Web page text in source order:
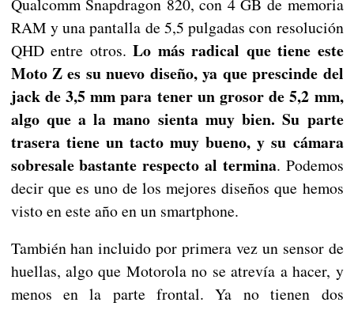
Qualcomm Snapdragon 820, con 4 GB de memoria
RAM y una pantalla de 5,5 pulgadas con resolución
QHD entre otros. Lo más radical que tiene este
Moto Z es su nuevo diseño, ya que prescinde del
jack de 3,5 mm para tener un grosor de 5,2 mm,
algo que a la mano sienta muy bien. Su parte
trasera tiene un tacto muy bueno, y su cámara
sobresale bastante respecto al termina. Podemos
decir que es uno de los mejores diseños que hemos
visto en este año en un smartphone.
También han incluido por primera vez un sensor de
huellas, algo que Motorola no se atrevía a hacer, y
menos en la parte frontal. Ya no tienen dos